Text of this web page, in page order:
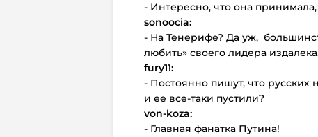
- Интересно, что она
sonoocia:
- На Тенерифе? Да уж,
любить» своего лидера
fury11:
- Постоянно пишут, что русских
и ее все-таки пустили?
von-koza:
- Главная фанатка Путина!